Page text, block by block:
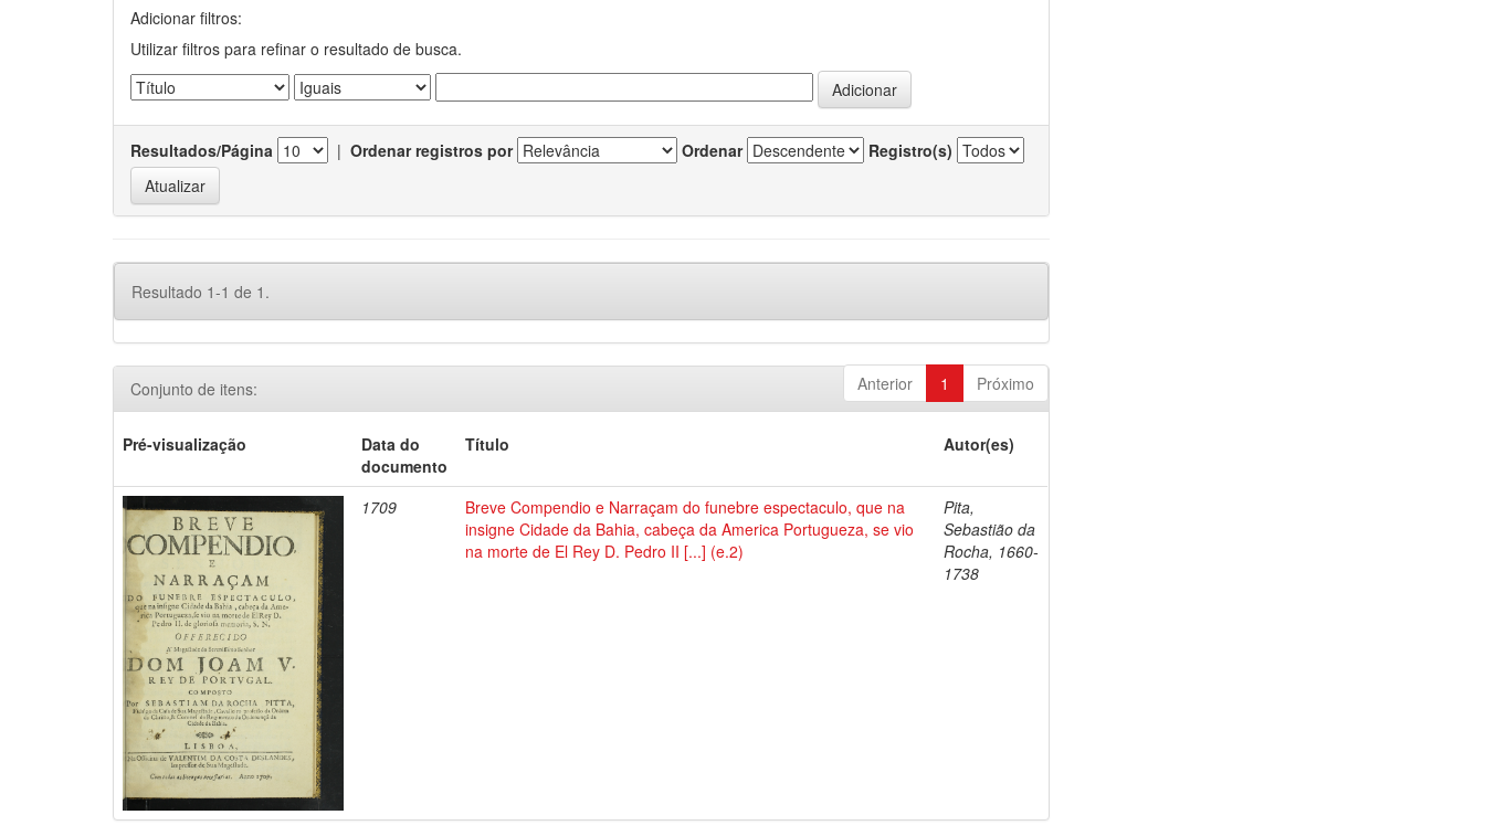
Adicionar filtros:
Utilizar filtros para refinar o resultado de busca.
Resultados/Página | Ordenar registros por Ordenar Registro(s)
Resultado 1-1 de 1.
Anterior 1 Próximo
Conjunto de itens:
Pré-visualização
Data do
documento
Título Autor(es)
1709
Breve Compendio e Narraçam do funebre espectaculo, que na
insigne Cidade da Bahia, cabeça da America Portugueza, se vio
na morte de El Rey D. Pedro II [...] (e.2)
Pita,
Sebastião da
Rocha, 1660-
1738